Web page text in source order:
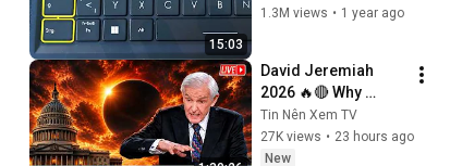
15:03
1.3M views • 1 year ago
David Jeremiah
2026 🔥🔴 Why
America Is Absent
From End Time
Bible Prophecy 💥🔴
Tin Nên Xem TV
27K views • 23 hours ago
New